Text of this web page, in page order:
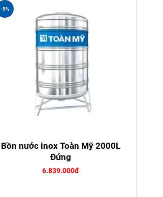
Bồn nước inox Toàn Mỹ 2000L
Đứng
6.839.000đ
-5%